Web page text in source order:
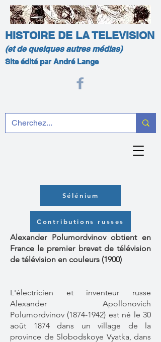
HISTOIRE DE LA TELEVISION
(et de quelques autres médias)
Site édité par André Lange
Sélénium
Contributions russes
Alexander Polumordvinov obtient en
France le premier brevet de télévision
de télévision en couleurs (1900)
L'électricien et inventeur russe
Alexander Apollonovich
Polumordvinov (1874-1942) est né le 30
août 1874 dans un village de la
province de Slobodskoye Vyatka, dans